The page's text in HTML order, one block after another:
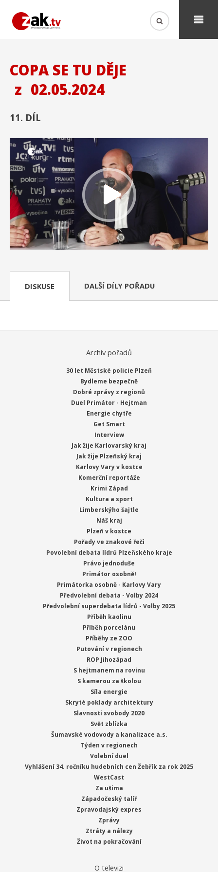
COPA SE TU DĚJE
z 02.05.2024
11. DÍL
DISKUSE DALŠÍ DÍLY POŘADU
Archiv pořadů
30 let Městské policie Plzeň
Bydleme bezpečně
Dobré zprávy z regionů
Duel Primátor - Hejtman
Energie chytře
Get Smart
Interview
Jak žije Karlovarský kraj
Jak žije Plzeňský kraj
Karlovy Vary v kostce
Komerční reportáže
Krimi Západ
Kultura a sport
Limberskýho šajtle
Náš kraj
Plzeň v kostce
Pořady ve znakové řeči
Povolební debata lídrů Plzeňského kraje
Právo jednoduše
Primátor osobně!
Primátorka osobně - Karlovy Vary
Předvolební debata - Volby 2024
Předvolební superdebata lídrů - Volby 2025
Příběh kaolinu
Příběh porcelánu
Příběhy ze ZOO
Putování v regionech
ROP Jihozápad
S hejtmanem na rovinu
S kamerou za školou
Síla energie
Skryté poklady architektury
Slavnosti svobody 2020
Svět zblízka
Šumavské vodovody a kanalizace a.s.
Týden v regionech
Volební duel
Vyhlášení 34. ročníku hudebních cen Žebřík za rok 2025
WestCast
Za ušima
Západočeský talíř
Zpravodajský expres
Zprávy
Ztráty a nálezy
Život na pokračování
O televizi